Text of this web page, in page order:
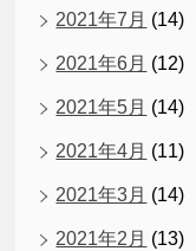
2021年7月 (14)
2021年6月 (12)
2021年5月 (14)
2021年4月 (11)
2021年3月 (14)
2021年2月 (13)